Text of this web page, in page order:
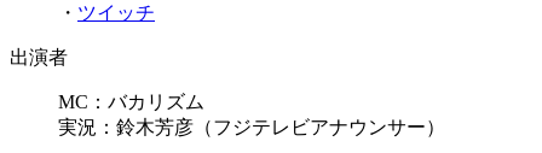
・ ツイッチ
出演者
MC：バカリズム
実況：鈴木芳彦（フジテレビアナウンサー）